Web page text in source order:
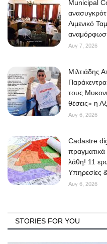
Municipal
Λιμενικό
Αυγ 7, 2026
Μιλτιάδης
τους
θέσεις» η
Αυγ 6, 2026
Cadastre
λάθη! 11
Υπηρεσίες
Αυγ 6, 2026
STORIES FOR YOU